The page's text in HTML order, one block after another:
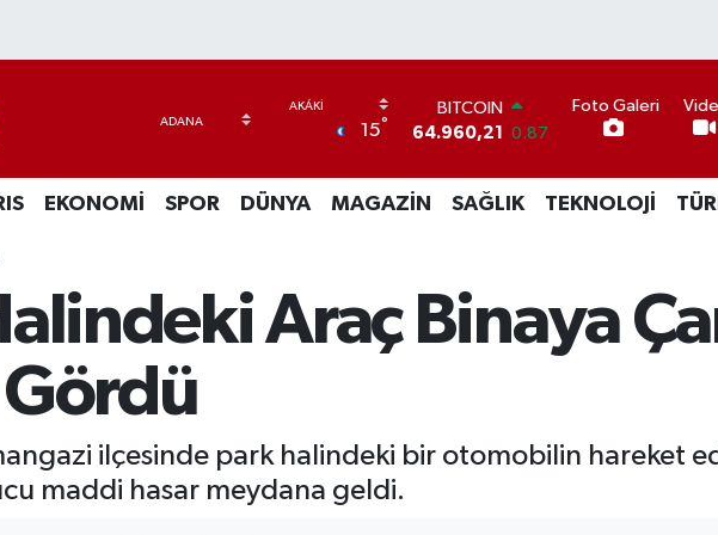
15°
BITCOIN
64.960,21 0.87
47,7436 0.18
EURO
GRAM ALTIN
6660.55
0.03
Foto Galeri
EKONOMİ SPOR DÜNYA MAGAZİN SAĞLIK TEKNOLOJİ
Araç Binaya
Gördü
ilçesinde park halindeki bir otomobilin hareket
maddi hasar meydana geldi.